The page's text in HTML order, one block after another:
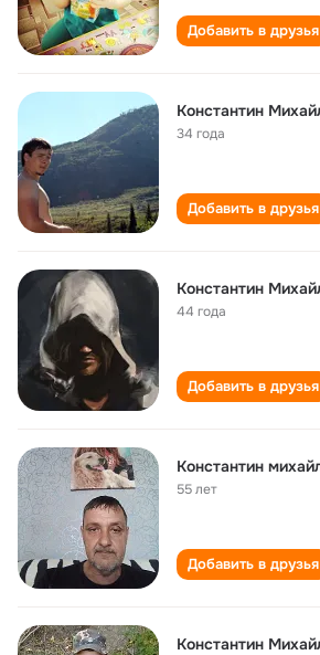
Добавить в друзья
Константин
34 года
Добавить в друзья
Константин
44 года
Добавить в друзья
Константин
55 лет
Добавить в друзья
Константин